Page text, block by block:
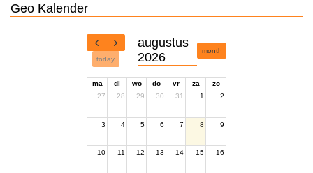
Geo Kalender
today
augustus
2026
month
ma di wo do vr za
zo
27
28 29 30 31 1 2
3 4 5 6 7 8 9
10 11 12 13 14 15 16